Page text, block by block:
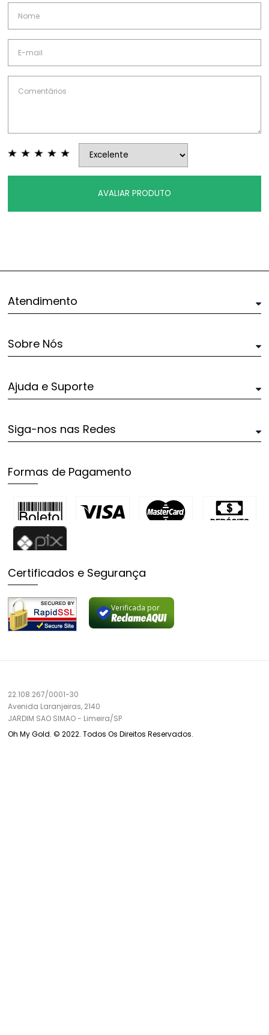
AVALIAR PRODUTO
Atendimento
Sobre Nós
Ajuda e Suporte
Siga-nos nas Redes
Formas de Pagamento
Certificados e Segurança
Verificada por
22.108.267/0001-30
Avenida Laranjeiras, 2140
JARDIM SAO SIMAO - Limeira/SP
Oh My Gold. © 2022. Todos Os Direitos Reservados.